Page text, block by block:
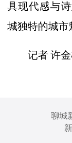
具现代感与
城独特的城市
记者 许金
聊城